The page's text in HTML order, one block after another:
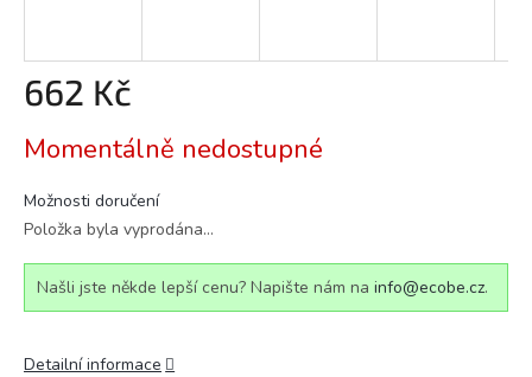
662 Kč
cena:
Momentálně nedostupné
Možnosti doručení
Položka byla vyprodána…
Našli jste někde lepší cenu? Napište nám na info@ecobe.cz.
Detailní informace